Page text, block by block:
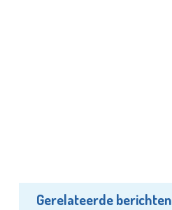
Gerelateerde berichten